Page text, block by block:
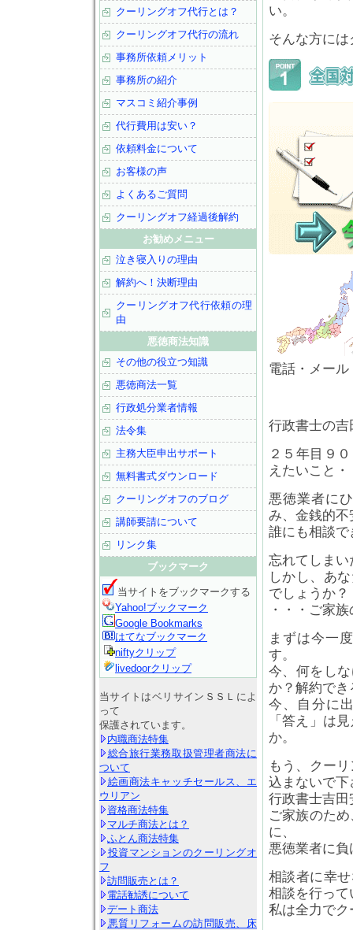
い。
そんな方に
電話・メー
行政書士の
２５年目９
えたいこと・
悪徳業者に
み、金銭的不
誰にも相談
忘れてしま
しかし、あ
でしょうか？
・・・ご家
まずは今一
す。
今、何をし
か？解約でき
今、自分に
「答え」は
か。
もう、クー
込まないで下
行政書士吉
ご家族のた
に、
悪徳業者に
相談者に幸
相談を行って
私は全力で
クーリングオフ代行とは？
クーリングオフ代行の流れ
事務所依頼メリット
事務所の紹介
マスコミ紹介事例
代行費用は安い？
依頼料金について
お客様の声
よくあるご質問
クーリングオフ経過後解約
お勧めメニュー
泣き寝入りの理由
解約へ！決断理由
クーリングオフ代行依頼の理
由
悪徳商法知識
その他の役立つ知識
悪徳商法一覧
行政処分業者情報
法令集
主務大臣申出サポート
無料書式ダウンロード
クーリングオフのブログ
講師要請について
リンク集
ブックマーク
当サイトをブックマークする
Yahoo!ブックマーク
Google Bookmarks
はてなブックマーク
niftyクリップ
livedoorクリップ
当サイトはベリサインＳＳＬによ
って
保護されています。
内職商法特集
総合旅行業務取扱管理者商法に
ついて
絵画商法キャッチセールス、エ
ウリアン
資格商法特集
マルチ商法とは？
ふとん商法特集
投資マンションのクーリングオ
フ
訪問販売とは？
電話勧誘について
デート商法
悪質リフォームの訪問販売、床